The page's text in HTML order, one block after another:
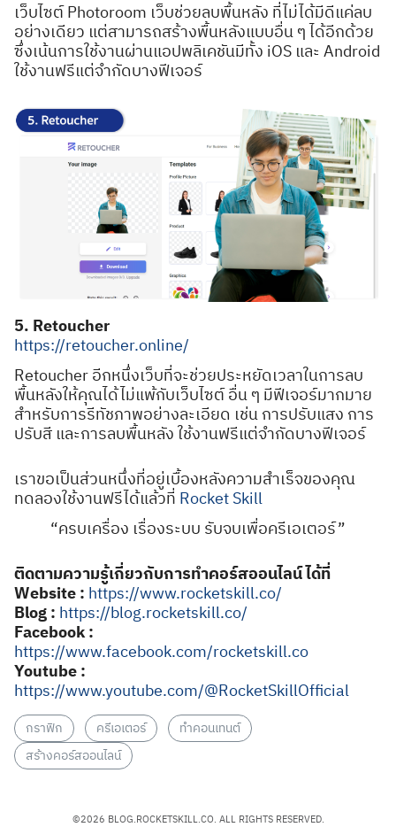
เว็บไซต์ Photoroom เว็บช่วยลบพื้นหลัง ที่ไม่ได้มีดีแค่ลบ
อย่างเดียว แต่สามารถสร้างพื้นหลังแบบอื่น ๆ ได้อีกด้วย
ซึ่งเน้นการใช้งานผ่านแอปพลิเคชันมีทั้ง iOS และ Android
ใช้งานฟรีแต่จำกัดบางฟีเจอร์
5. Retoucher
https://retoucher.online/
Retoucher อีกหนึ่งเว็บที่จะช่วยประหยัดเวลาในการลบ
พื้นหลังให้คุณได้ไม่แพ้กับเว็บไซต์ อื่น ๆ มีฟีเจอร์มากมาย
สำหรับการรีทัชภาพอย่างละเอียด เช่น การปรับแสง การ
ปรับสี และการลบพื้นหลัง ใช้งานฟรีแต่จำกัดบางฟีเจอร์
เราขอเป็นส่วนหนึ่งที่อยู่เบื้องหลังความสำเร็จของคุณ
ทดลองใช้งานฟรีได้แล้วที่ Rocket Skill
“ครบเครื่อง เรื่องระบบ รับจบเพื่อครีเอเตอร์”
ติดตามความรู้เกี่ยวกับการทำคอร์สออนไลน์ ได้ที่
Website : https://www.rocketskill.co/
Blog : https://blog.rocketskill.co/
Facebook :
https://www.facebook.com/rocketskill.co
Youtube :
https://www.youtube.com/@RocketSkillOfficial
กราฟิก ครีเอเตอร์
ทำคอนเทนต์
สร้างคอร์สออนไลน์
©2026 BLOG.ROCKETSKILL.CO. ALL RIGHTS RESERVED.